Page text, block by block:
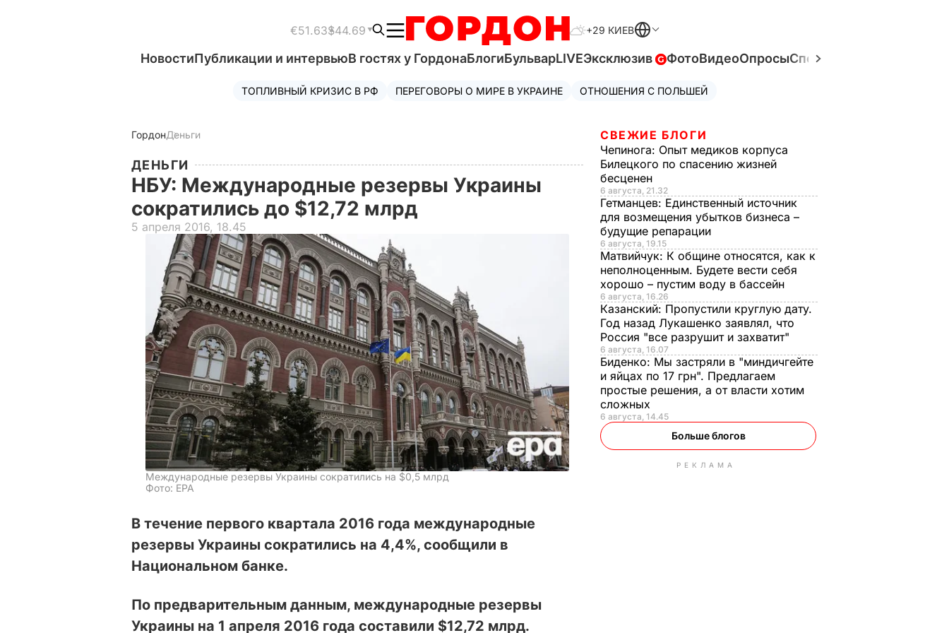
€51.63$44.69 +29 КИЕВ
НовостиПубликации и интервьюВ гостях у ГордонаБлогиБульварLIVEЭксклюзив ФотоВидеоОпросыСпецпроекты
ТОПЛИВНЫЙ КРИЗИС В РФ ПЕРЕГОВОРЫ О МИРЕ В УКРАИНЕ ОТНОШЕНИЯ С ПОЛЬШЕЙ
ГордонДеньги
ДЕНЬГИ
НБУ: Международные резервы Украины
сократились до $12,72 млрд
5 апреля 2016, 18.45
Международные резервы Украины сократились на $0,5 млрд
Фото: EPA
В течение первого квартала 2016 года международные
резервы Украины сократились на 4,4%, сообщили в
Национальном банке.
По предварительным данным, международные резервы
Украины на 1 апреля 2016 года составили $12,72 млрд.
СВЕЖИЕ БЛОГИ
Чепинога: Опыт медиков корпуса
Билецкого по спасению жизней
бесценен
6 августа, 21.32
Гетманцев: Единственный источник
для возмещения убытков бизнеса –
будущие репарации
6 августа, 19.15
Матвийчук: К общине относятся, как к
неполноценным. Будете вести себя
хорошо – пустим воду в бассейн
6 августа, 16.26
Казанский: Пропустили круглую дату.
Год назад Лукашенко заявлял, что
Россия "все разрушит и захватит"
6 августа, 16.07
Биденко: Мы застряли в "миндичгейте
и яйцах по 17 грн". Предлагаем
простые решения, а от власти хотим
сложных
6 августа, 14.45
Больше блогов
РЕКЛАМА